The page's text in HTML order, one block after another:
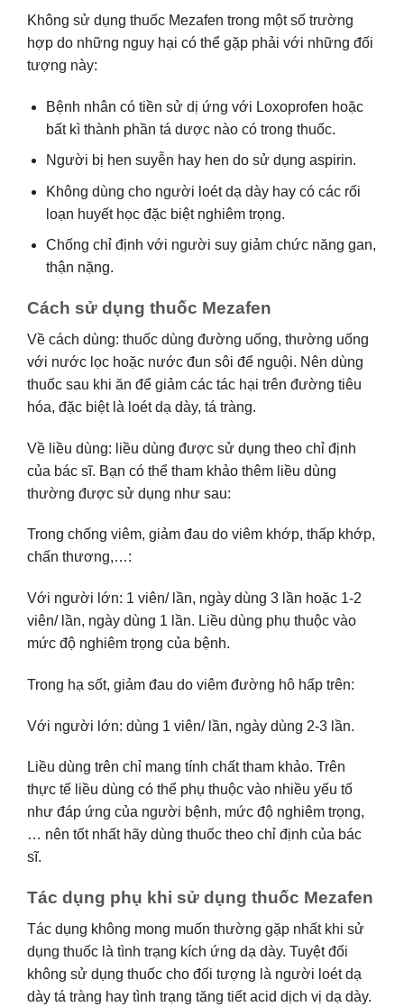
Không sử dụng thuốc Mezafen trong một số trường
hợp do những nguy hại có thể gặp phải với những đối
tượng này:
Bệnh nhân có tiền sử dị ứng với Loxoprofen hoặc
bất kì thành phần tá dược nào có trong thuốc.
Người bị hen suyễn hay hen do sử dụng aspirin.
Không dùng cho người loét dạ dày hay có các rối
loạn huyết học đặc biệt nghiêm trọng.
Chống chỉ định với người suy giảm chức năng gan,
thận nặng.
Cách sử dụng thuốc Mezafen
Về cách dùng: thuốc dùng đường uống, thường uống
với nước lọc hoặc nước đun sôi để nguội. Nên dùng
thuốc sau khi ăn để giảm các tác hại trên đường tiêu
hóa, đặc biệt là loét dạ dày, tá tràng.
Về liều dùng: liều dùng được sử dụng theo chỉ định
của bác sĩ. Bạn có thể tham khảo thêm liều dùng
thường được sử dụng như sau:
Trong chống viêm, giảm đau do viêm khớp, thấp khớp,
chấn thương,…:
Với người lớn: 1 viên/ lần, ngày dùng 3 lần hoặc 1-2
viên/ lần, ngày dùng 1 lần. Liều dùng phụ thuộc vào
mức độ nghiêm trọng của bệnh.
Trong hạ sốt, giảm đau do viêm đường hô hấp trên:
Với người lớn: dùng 1 viên/ lần, ngày dùng 2-3 lần.
Liều dùng trên chỉ mang tính chất tham khảo. Trên
thực tế liều dùng có thể phụ thuộc vào nhiều yếu tố
như đáp ứng của người bệnh, mức độ nghiêm trọng,
… nên tốt nhất hãy dùng thuốc theo chỉ định của bác
sĩ.
Tác dụng phụ khi sử dụng thuốc Mezafen
Tác dụng không mong muốn thường gặp nhất khi sử
dụng thuốc là tình trạng kích ứng dạ dày. Tuyệt đối
không sử dụng thuốc cho đối tượng là người loét dạ
dày tá tràng hay tình trạng tăng tiết acid dịch vị dạ dày.